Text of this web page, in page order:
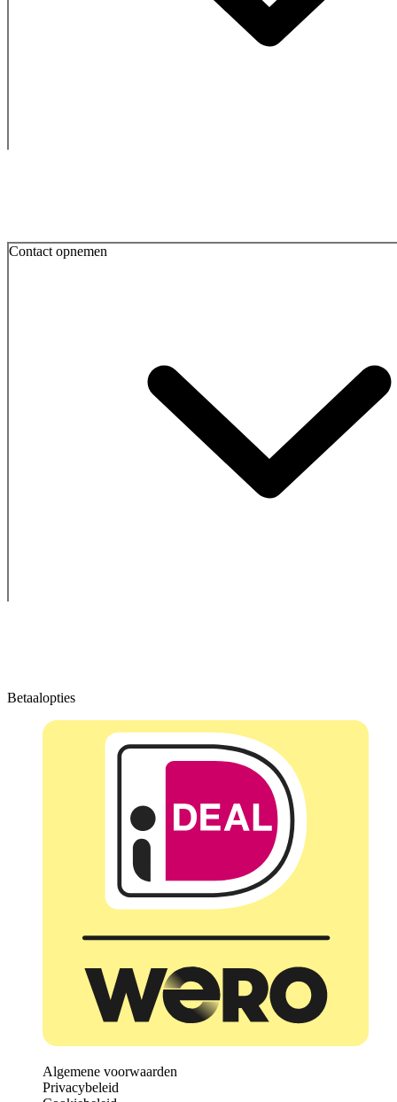
Contact opnemen
Betaalopties
Algemene voorwaarden
Privacybeleid